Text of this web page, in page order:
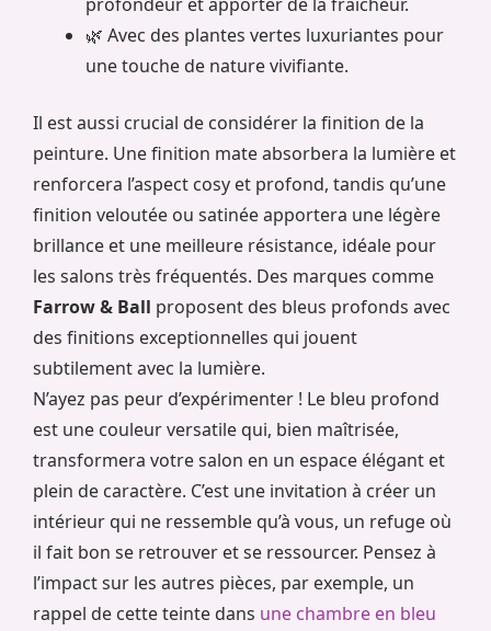
profondeur et apporter de la fraîcheur.
🌿 Avec des plantes vertes luxuriantes pour
une touche de nature vivifiante.
Il est aussi crucial de considérer la finition de la
peinture. Une finition mate absorbera la lumière et
renforcera l’aspect cosy et profond, tandis qu’une
finition veloutée ou satinée apportera une légère
brillance et une meilleure résistance, idéale pour
les salons très fréquentés. Des marques comme
Farrow & Ball proposent des bleus profonds avec
des finitions exceptionnelles qui jouent
subtilement avec la lumière.
N’ayez pas peur d’expérimenter ! Le bleu profond
est une couleur versatile qui, bien maîtrisée,
transformera votre salon en un espace élégant et
plein de caractère. C’est une invitation à créer un
intérieur qui ne ressemble qu’à vous, un refuge où
il fait bon se retrouver et se ressourcer. Pensez à
l’impact sur les autres pièces, par exemple, un
rappel de cette teinte dans une chambre en bleu